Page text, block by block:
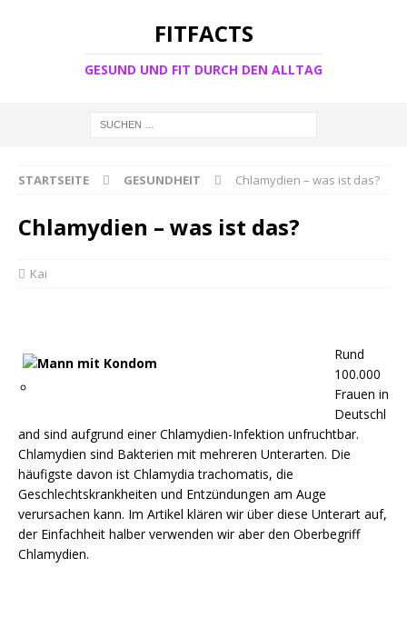
FITFACTS
GESUND UND FIT DURCH DEN ALLTAG
STARTSEITE GESUNDHEIT Chlamydien – was ist das?
Chlamydien – was ist das?
Kai
Rund
100.000
Frauen in
Deutschl
and sind aufgrund einer Chlamydien-Infektion unfruchtbar.
Chlamydien sind Bakterien mit mehreren Unterarten. Die
häufigste davon ist Chlamydia trachomatis, die
Geschlechtskrankheiten und Entzündungen am Auge
verursachen kann. Im Artikel klären wir über diese Unterart auf,
der Einfachheit halber verwenden wir aber den Oberbegriff
Chlamydien.